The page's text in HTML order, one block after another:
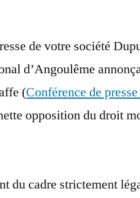
de votre société
d’Angoulême
(Conférence de
opposition du droit
du cadre strictement